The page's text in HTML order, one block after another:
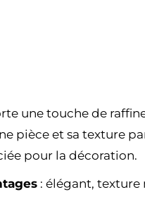
une touche de
pièce et sa texture
pour la décoration.
: élégant, texture